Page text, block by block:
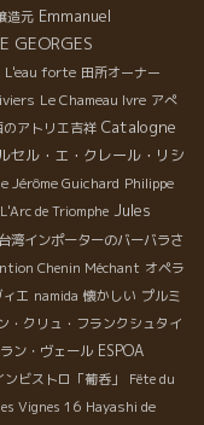
造元 Emmanuel
GEORGES
L'eau forte 田所オーナー
Le Chameau Ivre アぺ
のアトリエ吉祥 Catalogne
セル・エ・クレール・リシ
Jérôme Guichard Philippe
L'Arc de Triomphe Jules
湾インポーターのバーバラさ
Chenin Méchant オペラ
エ namida 懐かしい プルミ
・クリュ・フランクシュタイ
ン・ヴェール ESPOA
ビストロ「葡呑」
Fête du
Vignes 16 Hayashi de